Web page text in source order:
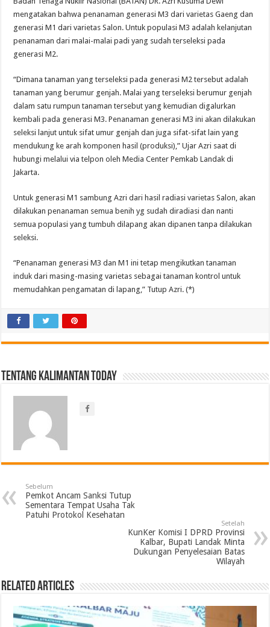
mengatakan bahwa penanaman generasi M3 dari varietas Gaeng dan
generasi M1 dari varietas Salon. Untuk populasi M3 adalah kelanjutan
penanaman dari malai-malai padi yang sudah terseleksi pada
generasi M2.
“Dimana tanaman yang terseleksi pada generasi M2 tersebut adalah
tanaman yang berumur genjah. Malai yang terseleksi berumur genjah
dalam satu rumpun tanaman tersebut yang kemudian digalurkan
kembali pada generasi M3. Penanaman generasi M3 ini akan dilakukan
seleksi lanjut untuk sifat umur genjah dan juga sifat-sifat lain yang
mendukung ke arah komponen hasil (produksi),” Ujar Azri saat di
hubungi melalui via telpon oleh Media Center Pemkab Landak di
Jakarta.
Untuk generasi M1 sambung Azri dari hasil radiasi varietas Salon, akan
dilakukan penanaman semua benih yg sudah diradiasi dan nanti
semua populasi yang tumbuh dilapang akan dipanen tanpa dilakukan
seleksi.
“Penanaman generasi M3 dan M1 ini tetap mengikutkan tanaman
induk dari masing-masing varietas sebagai tanaman kontrol untuk
memudahkan pengamatan di lapang,” Tutup Azri. (*)
Tentang Kalimantan Today
Sebelum
Pemkot Ancam Sanksi Tutup
Sementara Tempat Usaha Tak
Patuhi Protokol Kesehatan
Setelah
KunKer Komisi I DPRD Provinsi
Kalbar, Bupati Landak Minta
Dukungan Penyelesaian Batas
Wilayah
Related Articles